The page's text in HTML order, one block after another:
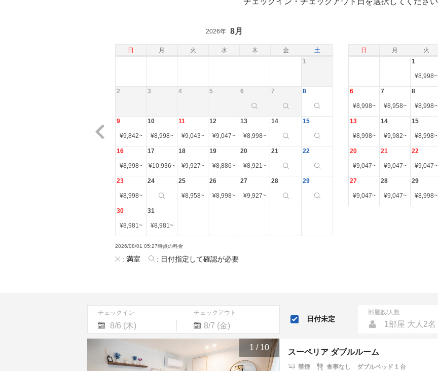
日 月 火 水 木 金 土 日 月 火
2026年 8月
1
2 3 4 5 6 7 8
9
¥9,842~
10
¥8,998~
11
¥9,043~
12
¥9,047~
13
¥8,998~
14 15
16
¥8,998~
17
¥10,936~
18
¥9,927~
19
¥8,886~
20
¥8,921~
21 22
23
¥8,998~
24 25
¥8,958~
26
¥8,998~
27
¥9,927~
28 29
30
¥8,981~
31
¥8,981~
1
¥8,998~
6
¥8,998~
7
¥8,958~
8
¥8,998~
13
¥8,998~
14
¥9,982~
15
¥8,998~
20
¥9,047~
21
¥9,047~
22
¥9,047~
27
¥9,047~
28
¥9,047~
29
¥8,998~
2026/08/01 05:27時点の料金
: 満室 : 日付指定して確認が必要
チェックイン チェックアウト
Navigate
interact
Navigate
backward
to
interact
日付未定
部屋数/人数
1部屋 大人2名
1 / 10
スーペリア ダブルルーム
禁煙 食事なし
ダブルベッド 1 台